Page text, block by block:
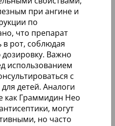
при ангине и
по
что препарат
в рот, соблюдая
Важно
использованием
с
детей. Аналоги
как Граммидин Нео
могут
но часто